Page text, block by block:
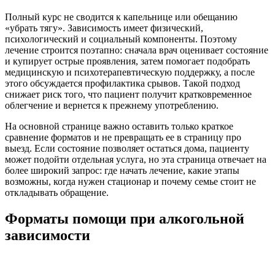
Полный курс не сводится к капельнице или обещанию
«убрать тягу». Зависимость имеет физический,
психологический и социальный компоненты. Поэтому
лечение строится поэтапно: сначала врач оценивает состояние
и купирует острые проявления, затем помогает подобрать
медицинскую и психотерапевтическую поддержку, а после
этого обсуждается профилактика срывов. Такой подход
снижает риск того, что пациент получит кратковременное
облегчение и вернется к прежнему употреблению.
На основной странице важно оставить только краткое
сравнение форматов и не превращать ее в страницу про
выезд. Если состояние позволяет остаться дома, пациенту
может подойти отдельная услуга, но эта страница отвечает на
более широкий запрос: где начать лечение, какие этапы
возможны, когда нужен стационар и почему семье стоит не
откладывать обращение.
Форматы помощи при алкогольной
зависимости